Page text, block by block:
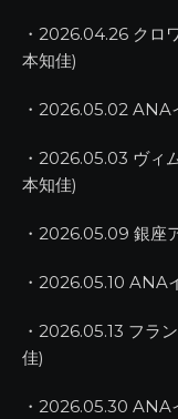
・2026.04.26 クロ
本知佳)
・2026.05.02 ANA
・2026.05.03 ヴィ
本知佳)
・2026.05.09 銀座
・2026.05.10 ANA
・2026.05.13 フラ
佳)
・2026.05.30 ANA